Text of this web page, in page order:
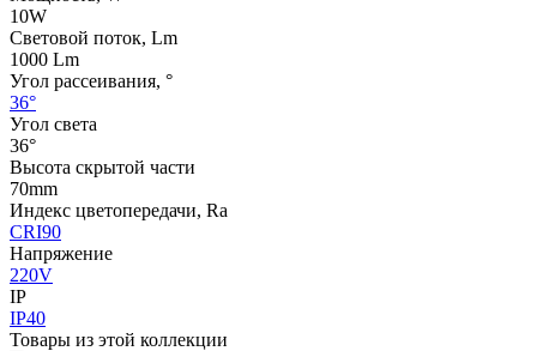
10W
Световой поток, Lm
1000 Lm
Угол рассеивания, °
36°
Угол света
36°
Высота скрытой части
70mm
Индекс цветопередачи, Ra
CRI90
Напряжение
220V
IP
IP40
Товары из этой коллекции